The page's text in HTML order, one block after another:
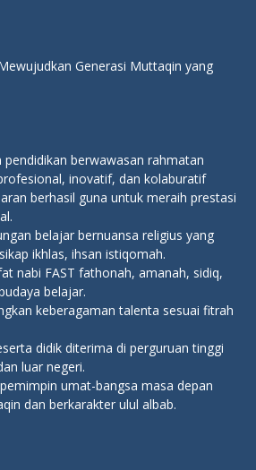
Generasi Muttaqin yang
pendidikan berwawasan rahmatan
inovatif, dan kolaburatif
berhasil guna untuk meraih prestasi
belajar bernuansa religius yang
ikhlas, ihsan istiqomah.
nabi FAST fathonah, amanah, sidiq,
belajar.
keberagaman talenta sesuai fitrah
didik diterima di perguruan tinggi
luar negeri.
umat-bangsa masa depan
dan berkarakter ulul albab.